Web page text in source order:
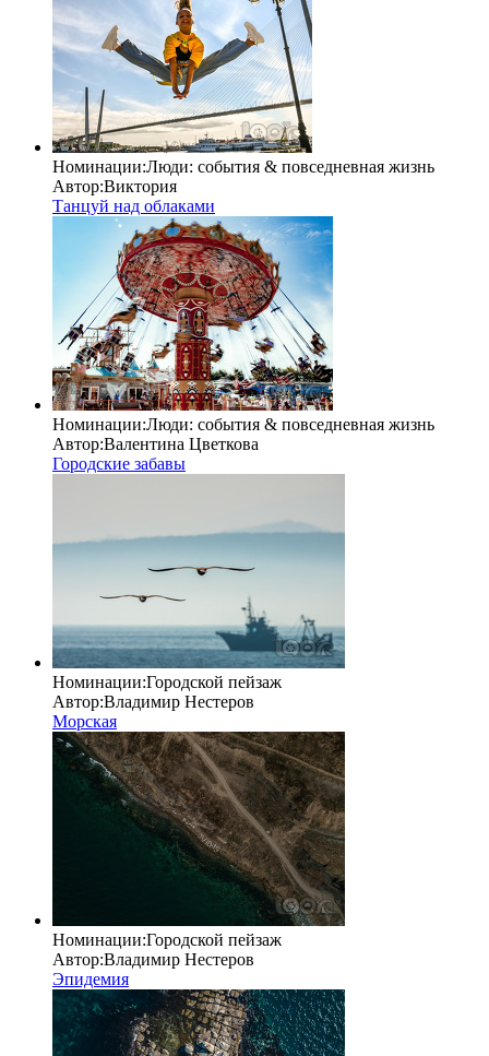
Номинации:Люди: cобытия & повседневная жизнь
Автор:Виктория
Танцуй над облаками
Номинации:Люди: cобытия & повседневная жизнь
Автор:Валентина Цветкова
Городские забавы
Номинации:Городской пейзаж
Автор:Владимир Нестеров
Морская
Номинации:Городской пейзаж
Автор:Владимир Нестеров
Эпидемия